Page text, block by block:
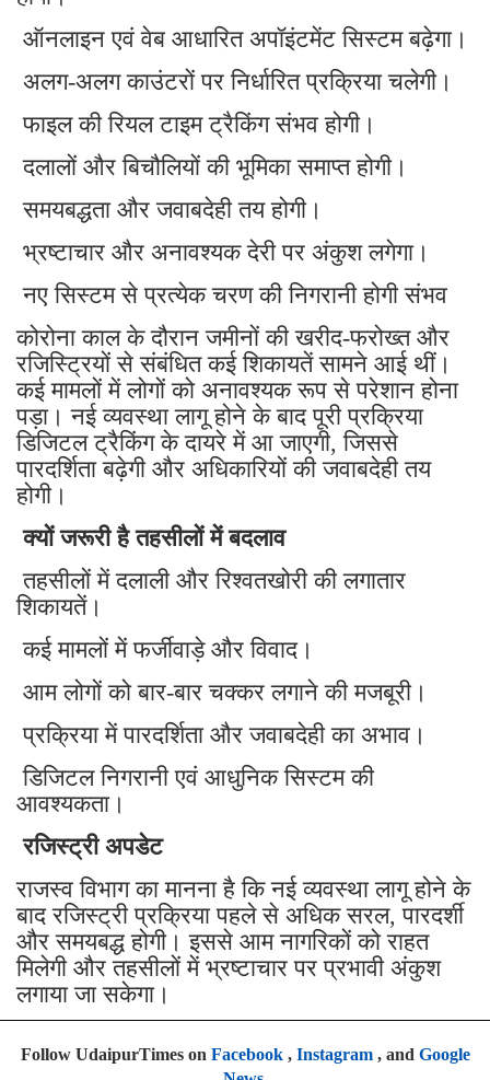
ऑनलाइन एवं वेब आधारित अपॉइंटमेंट सिस्टम बढ़ेगा।
अलग-अलग काउंटरों पर निर्धारित प्रक्रिया चलेगी।
फाइल की रियल टाइम ट्रैकिंग संभव होगी।
दलालों और बिचौलियों की भूमिका समाप्त होगी।
समयबद्धता और जवाबदेही तय होगी।
भ्रष्टाचार और अनावश्यक देरी पर अंकुश लगेगा।
नए सिस्टम से प्रत्येक चरण की निगरानी होगी संभव
कोरोना काल के दौरान जमीनों की खरीद-फरोख्त और
रजिस्ट्रियों से संबंधित कई शिकायतें सामने आई थीं।
कई मामलों में लोगों को अनावश्यक रूप से परेशान होना
पड़ा। नई व्यवस्था लागू होने के बाद पूरी प्रक्रिया
डिजिटल ट्रैकिंग के दायरे में आ जाएगी, जिससे
पारदर्शिता बढ़ेगी और अधिकारियों की जवाबदेही तय
होगी।
क्यों जरूरी है तहसीलों में बदलाव
तहसीलों में दलाली और रिश्वतखोरी की लगातार
शिकायतें।
कई मामलों में फर्जीवाड़े और विवाद।
आम लोगों को बार-बार चक्कर लगाने की मजबूरी।
प्रक्रिया में पारदर्शिता और जवाबदेही का अभाव।
डिजिटल निगरानी एवं आधुनिक सिस्टम की
आवश्यकता।
रजिस्ट्री अपडेट
राजस्व विभाग का मानना है कि नई व्यवस्था लागू होने के
बाद रजिस्ट्री प्रक्रिया पहले से अधिक सरल, पारदर्शी
और समयबद्ध होगी। इससे आम नागरिकों को राहत
मिलेगी और तहसीलों में भ्रष्टाचार पर प्रभावी अंकुश
लगाया जा सकेगा।
Follow UdaipurTimes on Facebook, Instagram, and Google